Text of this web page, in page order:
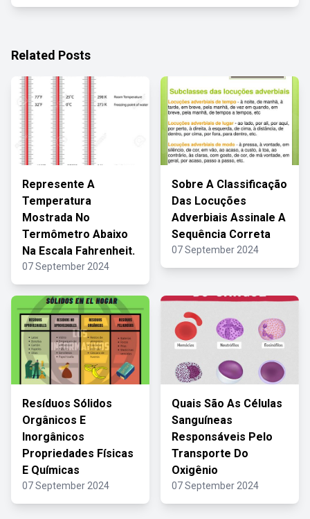
Related Posts
Represente A
Temperatura
Mostrada No
Termômetro Abaixo
Na Escala Fahrenheit.
07 September 2024
Sobre A Classificação
Das Locuções
Adverbiais Assinale A
Sequência Correta
07 September 2024
Resíduos Sólidos
Orgânicos E
Inorgânicos
Propriedades Físicas
E Químicas
07 September 2024
Quais São As Células
Sanguíneas
Responsáveis Pelo
Transporte Do
Oxigênio
07 September 2024